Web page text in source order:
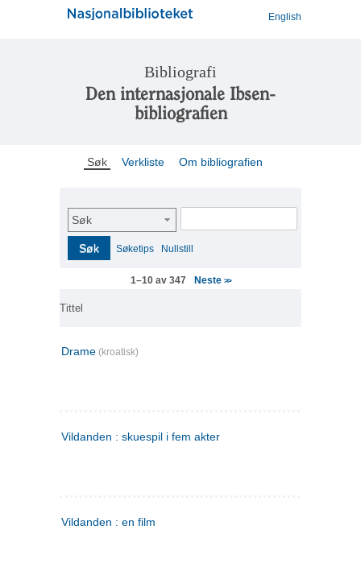
English
Bibliografi
Den internasjonale Ibsen-
bibliografien
Søk Verkliste Om bibliografien
Søk
Søk Søketips Nullstill
1–10 av 347 Neste >>
Tittel
Drame (kroatisk)
Vildanden : skuespil i fem akter
Vildanden : en film